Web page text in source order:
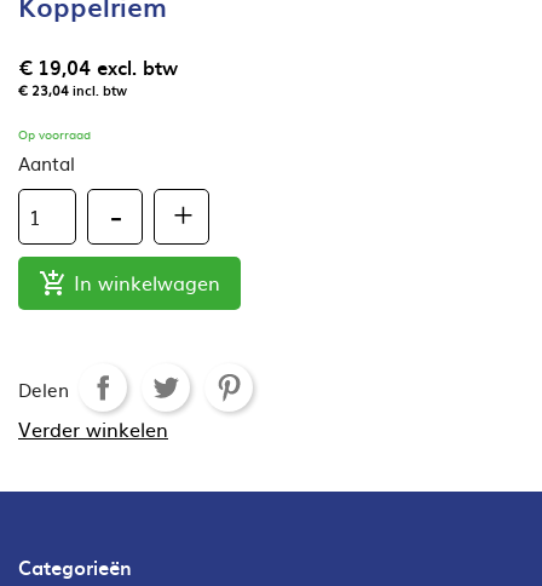
€ 19,04 excl. btw
€ 23,04incl. btw
Op voorraad
Aantal
 In winkelwagen
Delen
Verder winkelen
Categorieën